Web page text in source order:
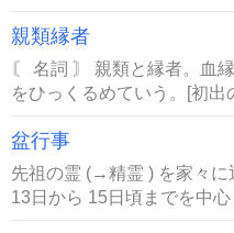
親類縁者
〘 名詞 〙 親類と縁者。血
をひっくるめていう。[初出
盆行事
先祖の霊 (→精霊 ) を家々
13日から 15日頃までを中